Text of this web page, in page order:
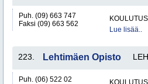
Puh. (09) 663 747
Faksi (09) 663 562
Lue lisää..
223. Lehtimäen Opisto
Puh. (06) 522 02